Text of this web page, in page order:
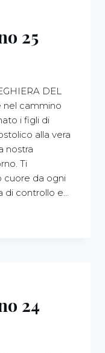
25
DEL
nel cammino
i figli di
alla vera
nostra
Ti
cuore da ogni
di controllo e…
24